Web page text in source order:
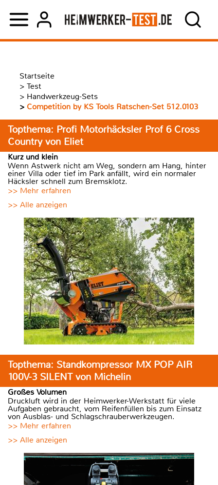
Startseite
> Test
> Handwerkzeug-Sets
> Competition by KS Tools Ratschen-Set 512.0103
Topthema: Profi Motorhäcksler Prof 6 Cross
Country von Eliet
Kurz und klein
Wenn Astwerk nicht am Weg, sondern am Hang, hinter
einer Villa oder tief im Park anfällt, wird ein normaler
Häcksler schnell zum Bremsklotz.
>> Mehr erfahren
>> Alle anzeigen
Topthema: Standkompressor MX POP AIR
100V-3 SILENT von Michelin
Großes Volumen
Druckluft wird in der Heimwerker-Werkstatt für viele
Aufgaben gebraucht, vom Reifenfüllen bis zum Einsatz
von Ausblas- und Schlagschrauberwerkzeugen.
>> Mehr erfahren
>> Alle anzeigen